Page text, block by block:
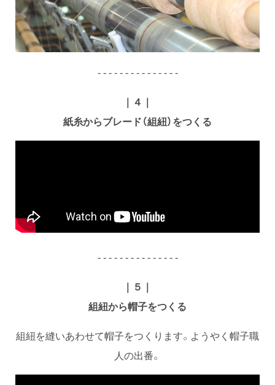
- - - - - - - - - - - - - - -
｜４｜
紙糸からブレード（組紐）をつくる
- - - - - - - - - - - - - - -
｜５｜
組紐から帽子をつくる
組紐を縫いあわせて帽子をつくります。ようやく帽子職
人の出番。